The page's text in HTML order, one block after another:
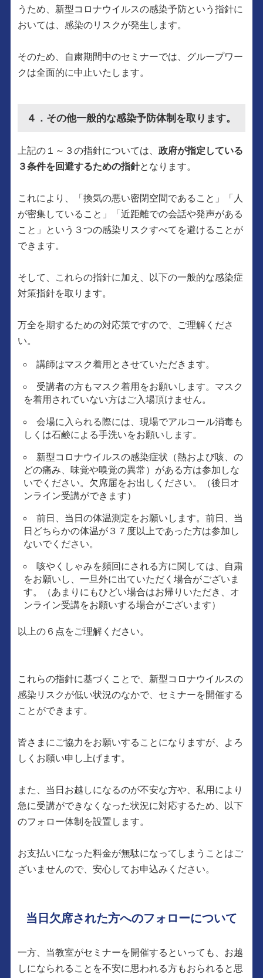
うため、新型コロナウイルスの感染予防という指針に
おいては、感染のリスクが発生します。
そのため、自粛期間中のセミナーでは、グループワー
クは全面的に中止いたします。
４．その他一般的な感染予防体制を取ります。
上記の１～３の指針については、政府が指定している
３条件を回避するための指針となります。
これにより、「換気の悪い密閉空間であること」「人
が密集していること」「近距離での会話や発声がある
こと」という３つの感染リスクすべてを避けることが
できます。
そして、これらの指針に加え、以下の一般的な感染症
対策指針を取ります。
万全を期するための対応策ですので、ご理解くださ
い。
講師はマスク着用とさせていただきます。
受講者の方もマスク着用をお願いします。マスク
を着用されていない方はご入場頂けません。
会場に入られる際には、現場でアルコール消毒も
しくは石鹸による手洗いをお願いします。
新型コロナウイルスの感染症状（熱および咳、の
どの痛み、味覚や嗅覚の異常）がある方は参加しな
いでください。欠席届をお出しください。（後日オ
ンライン受講ができます）
前日、当日の体温測定をお願いします。前日、当
日どちらかの体温が３７度以上であった方は参加し
ないでください。
咳やくしゃみを頻回にされる方に関しては、自粛
をお願いし、一旦外に出ていただく場合がございま
す。（あまりにもひどい場合はお帰りいただき、オ
ンライン受講をお願いする場合がございます）
以上の６点をご理解ください。
これらの指針に基づくことで、新型コロナウイルスの
感染リスクが低い状況のなかで、セミナーを開催する
ことができます。
皆さまにご協力をお願いすることになりますが、よろ
しくお願い申し上げます。
また、当日お越しになるのが不安な方や、私用により
急に受講ができなくなった状況に対応するため、以下
のフォロー体制を設置します。
お支払いになった料金が無駄になってしまうことはご
ざいませんので、安心してお申込みください。
当日欠席された方へのフォローについて
一方、当教室がセミナーを開催するといっても、お越
しになられることを不安に思われる方もおられると思